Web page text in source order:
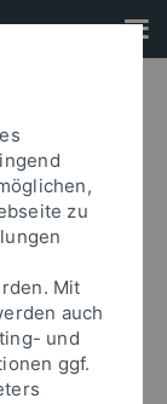
an um sich
zu
Mit
auch
und
ggf.